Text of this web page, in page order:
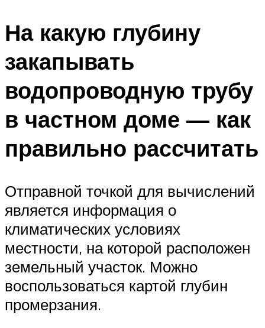
На какую глубину
закапывать
водопроводную трубу
в частном доме — как
правильно рассчитать
Отправной точкой для вычислений
является информация о
климатических условиях
местности, на которой расположен
земельный участок. Можно
воспользоваться картой глубин
промерзания.